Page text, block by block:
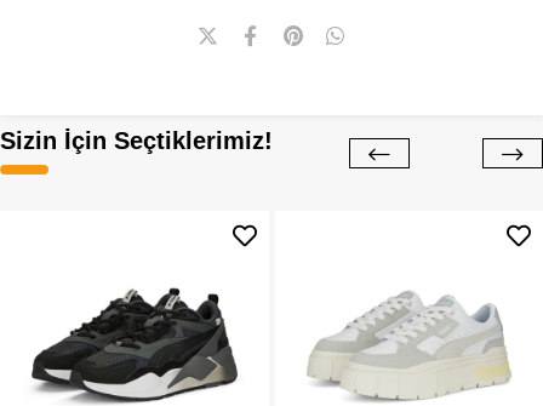
Sizin İçin Seçtiklerimiz!